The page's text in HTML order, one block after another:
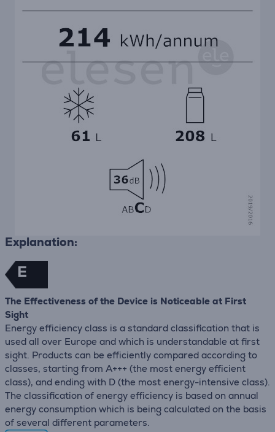
Explanation:
E
The Effectiveness of the Device is Noticeable at First
Sight
Energy efficiency class is a standard classification that is
used all over Europe and which is understandable at first
sight. Products can be efficiently compared according to
classes, starting from A+++ (the most energy efficient
class), and ending with D (the most energy-intensive class).
The classification of energy efficiency is based on annual
energy consumption which is being calculated on the basis
of several different parameters.